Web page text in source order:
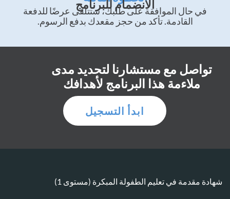
الانضمام للبرنامج
في حال الموافقة على طلبك، ستتلقى عرضًا للدفعة
القادمة. تأكد من حجز مقعدك بدفع الرسوم.
تواصل مع مستشارنا لتحديد مدى
ملاءمة هذا البرنامج لأهدافك
ابدأ التسجيل
شهادة مقدمة في تعليم الطفولة المبكرة (مستوى 1)